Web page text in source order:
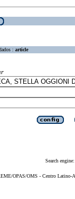
: article
Search engine:
OPAS/OMS - Centro Latino-